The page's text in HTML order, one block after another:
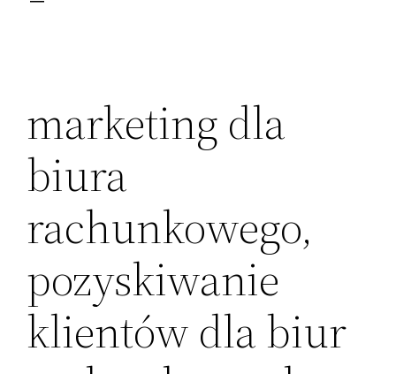
marketing dla
biura
rachunkowego,
pozyskiwanie
klientów dla biur